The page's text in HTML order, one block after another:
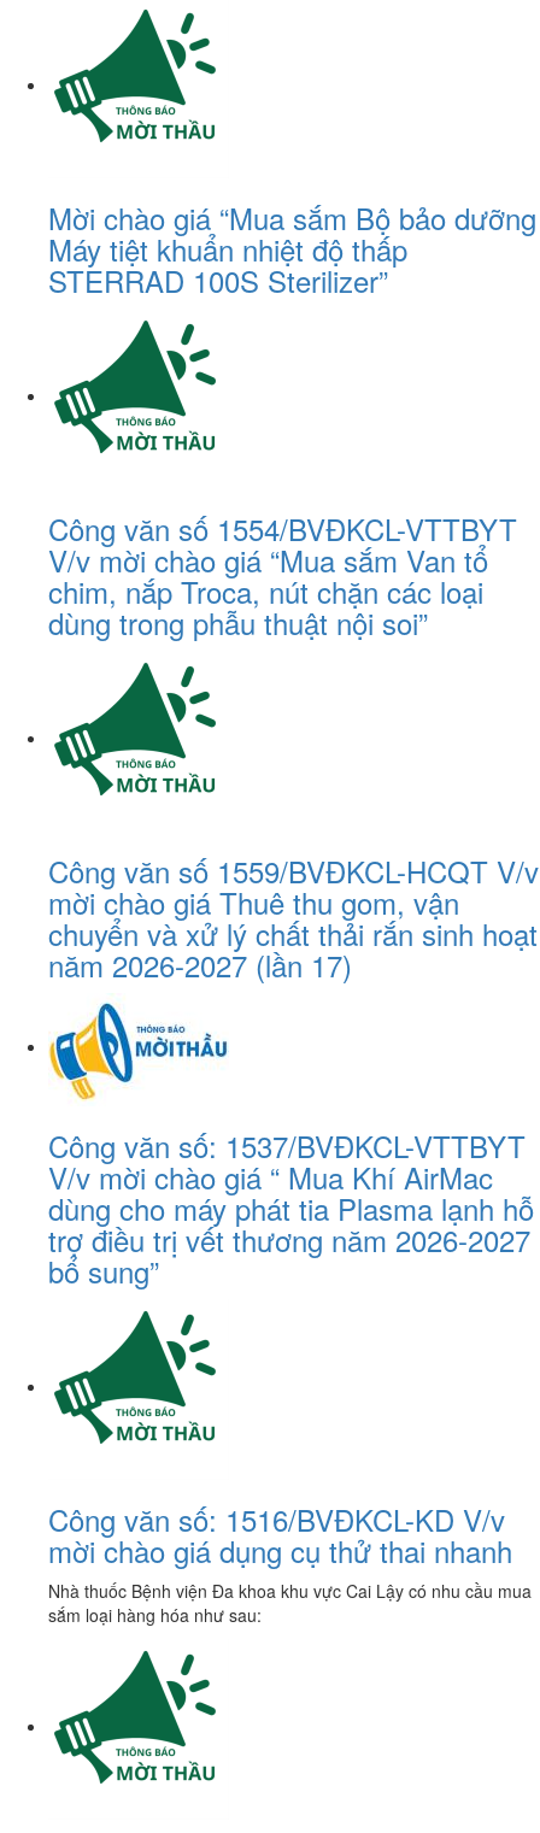
Mời chào giá “Mua sắm Bộ bảo dưỡng
Máy tiệt khuẩn nhiệt độ thấp
STERRAD 100S Sterilizer”
Công văn số 1554/BVĐKCL-VTTBYT
V/v mời chào giá “Mua sắm Van tổ
chim, nắp Troca, nút chặn các loại
dùng trong phẫu thuật nội soi”
Công văn số 1559/BVĐKCL-HCQT V/v
mời chào giá Thuê thu gom, vận
chuyển và xử lý chất thải rắn sinh hoạt
năm 2026-2027 (lần 17)
Công văn số: 1537/BVĐKCL-VTTBYT
V/v mời chào giá “ Mua Khí AirMac
dùng cho máy phát tia Plasma lạnh hỗ
trợ điều trị vết thương năm 2026-2027
bổ sung”
Công văn số: 1516/BVĐKCL-KD V/v
mời chào giá dụng cụ thử thai nhanh
Nhà thuốc Bệnh viện Đa khoa khu vực Cai Lậy có nhu cầu mua
sắm loại hàng hóa như sau: